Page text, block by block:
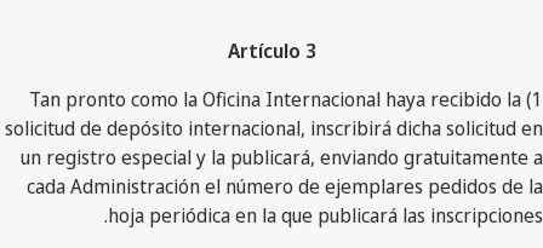
Artículo 3
1) Tan pronto como la Oficina Internacional haya recibido la
solicitud de depósito internacional, inscribirá dicha solicitud en
un registro especial y la publicará, enviando gratuitamente a
cada Administración el número de ejemplares pedidos de la
hoja periódica en la que publicará las inscripciones.